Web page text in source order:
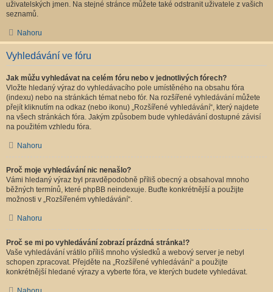
uživatelských jmen. Na stejné stránce můžete také odstranit uživatele z vašich
seznamů.
Nahoru
Vyhledávání ve fóru
Jak můžu vyhledávat na celém fóru nebo v jednotlivých fórech?
Vložte hledaný výraz do vyhledávacího pole umístěného na obsahu fóra
(indexu) nebo na stránkách témat nebo fór. Na rozšířené vyhledávání můžete
přejít kliknutím na odkaz (nebo ikonu) „Rozšířené vyhledávání“, který najdete
na všech stránkách fóra. Jakým způsobem bude vyhledávání dostupné závisí
na použitém vzhledu fóra.
Nahoru
Proč moje vyhledávání nic nenašlo?
Vámi hledaný výraz byl pravděpodobně příliš obecný a obsahoval mnoho
běžných termínů, které phpBB neindexuje. Buďte konkrétnější a použijte
možnosti v „Rozšířeném vyhledávání“.
Nahoru
Proč se mi po vyhledávání zobrazí prázdná stránka!?
Vaše vyhledávání vrátilo příliš mnoho výsledků a webový server je nebyl
schopen zpracovat. Přejděte na „Rozšířené vyhledávání“ a použijte
konkrétnější hledané výrazy a vyberte fóra, ve kterých budete vyhledávat.